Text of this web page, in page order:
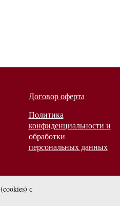
(cookies) с
Договор оферта
Политика
конфиденциальности и
обработки
персональных данных